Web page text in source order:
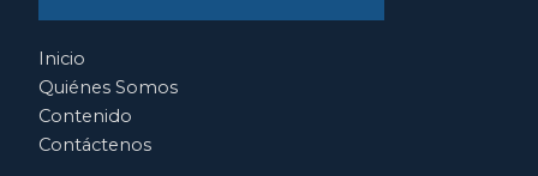
Inicio
Quiénes Somos
Contenido
Contáctenos